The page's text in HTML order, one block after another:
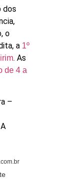
dos
o
a 1º
. As
de 4 a
–